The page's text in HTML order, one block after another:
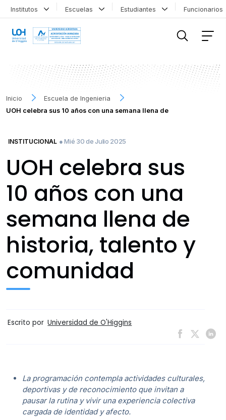
Institutos Escuelas Estudiantes
Inicio
Escuela de Ingenieria
UOH celebra sus 10 años con una semana llena de
INSTITUCIONAL ● Mié 30 de Julio 2025
UOH celebra sus
10 años con una
semana llena de
historia, talento y
comunidad
Escrito por Universidad de O'Higgins
La programación contempla actividades culturales,
deportivas y de reconocimiento que invitan a
pausar la rutina y vivir una experiencia colectiva
cargada de identidad y afecto.